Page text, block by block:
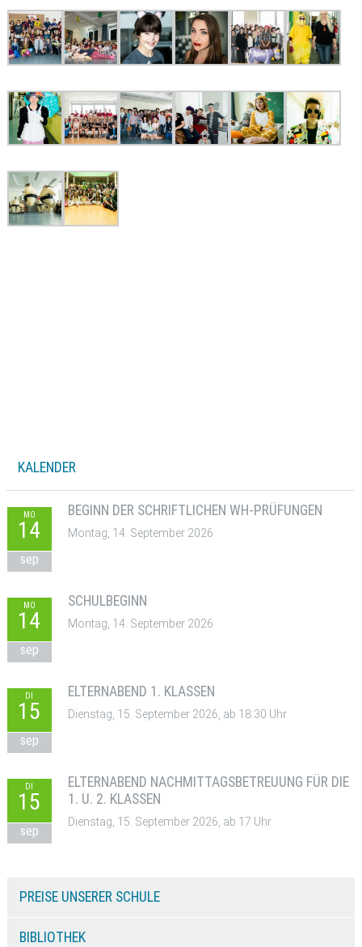
KALENDER
MO
14
sep
BEGINN DER SCHRIFTLICHEN WH-PRÜFUNGEN
Montag, 14. September 2026
MO
14
sep
SCHULBEGINN
Montag, 14. September 2026
DI
15
sep
ELTERNABEND 1. KLASSEN
Dienstag, 15. September 2026, ab 18:30 Uhr
DI
15
sep
ELTERNABEND NACHMITTAGSBETREUUNG FÜR DIE
1. U. 2. KLASSEN
Dienstag, 15. September 2026, ab 17 Uhr
PREISE UNSERER SCHULE
BIBLIOTHEK